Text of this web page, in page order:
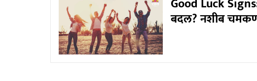
Good Luck
बदल? नशीब